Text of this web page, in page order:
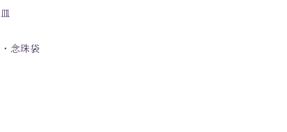
念珠袋